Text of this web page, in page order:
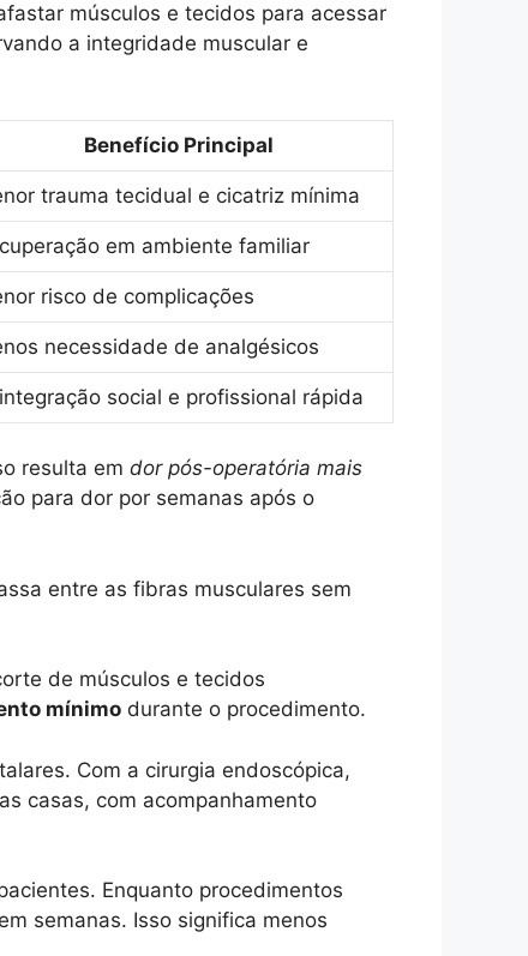
músculos e tecidos para acessar
a integridade muscular e
Benefício Principal
trauma tecidual e cicatriz mínima
em ambiente familiar
risco de complicações
necessidade de analgésicos
social e profissional rápida
resulta em dor pós-operatória mais
para dor por semanas após o
entre as fibras musculares sem
de músculos e tecidos
mínimo durante o procedimento.
Com a cirurgia endoscópica,
casas, com acompanhamento
Enquanto procedimentos
semanas. Isso significa menos